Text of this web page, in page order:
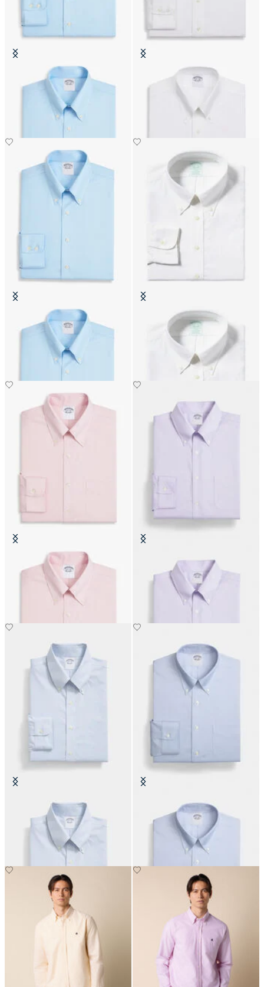
Regular Fit Non-Iron
Baumwollhemd mit Button-Down-
Slim Fit Non-Iron Baumwollhemd
mit Button-Down-Kragen
Slim Fit Non-Iron Baumwollhemd
mit Button-Down-Kragen
Slim Fit Non-Iron Oxford-Hemd
mit Button-Down-Kragen
Slim Fit Non-Iron Oxford-Hemd
mit Button-Down-Kragen
Regular Fit Non-Iron Oxford-
Hemd mit Button-Down-Kragen
Slim Fit Non-Iron Oxford-Hemd
mit Button-Down-Kragen
Regular Fit Non-Iron Oxford-
Hemd mit Button-Down-Kragen